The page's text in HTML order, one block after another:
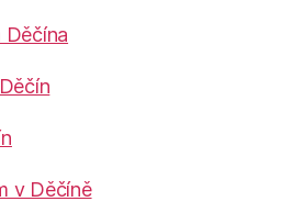
v Děčíně